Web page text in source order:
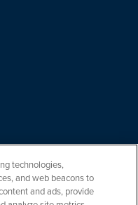
technologies,
and web beacons to
and ads, provide